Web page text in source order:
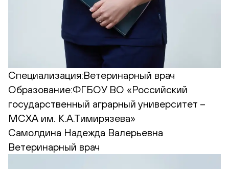
Специализация:Ветеринарный врач
Образование:ФГБОУ ВО «Российский
государственный аграрный университет –
МСХА им. К.А.Тимирязева»
Самолдина Надежда Валерьевна
Ветеринарный врач